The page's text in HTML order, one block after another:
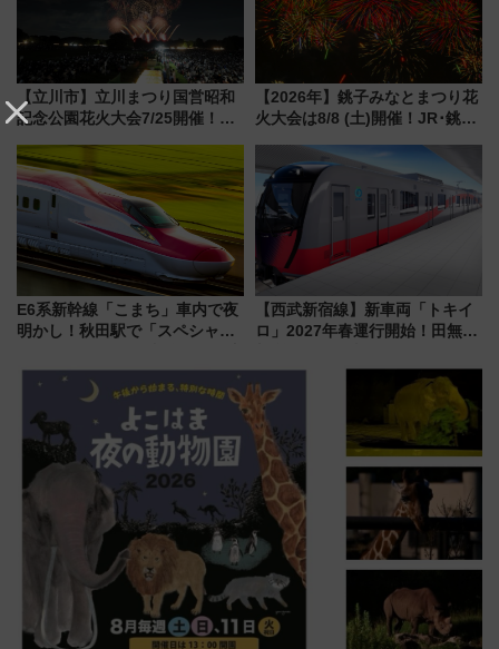
【立川市】立川まつり国営昭和
記念公園花火大会7/25開催！
混雑に要注意、その理由は
【2026年】銚子みなとまつり花
火大会は8/8 (土)開催！JR･銚子
報、利根川に咲く8,000発の大迫
力＆屋台を満喫
E6系新幹線「こまち」車内で夜
明かし！秋田駅で「スペシャル
法は？
【西武新宿線】新車両「トキイ
ロ」2027年春運行開始！田無・
「第2弾」も